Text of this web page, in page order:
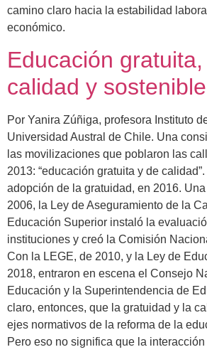
camino claro hacia la estabilidad
económico.
Educación
calidad y sostenible
Por Yanira Zúñiga, profesora Instituto
Universidad Austral de Chile. Una
las movilizaciones que poblaron las
2013: “educación gratuita y de
adopción de la gratuidad, en 2016.
2006, la Ley de Aseguramiento de la
Educación Superior instaló la
instituciones y creó la Comisión
Con la LEGE, de 2010, y la Ley de
2018, entraron en escena el Consejo
Educación y la Superintendencia de
claro, entonces, que la gratuidad y la
ejes normativos de la reforma de la
Pero eso no significa que la